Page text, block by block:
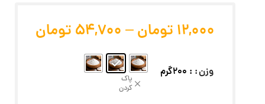
12,000 تومان–
54,700 تومان
وزن : 200گرم
پاک
کردن